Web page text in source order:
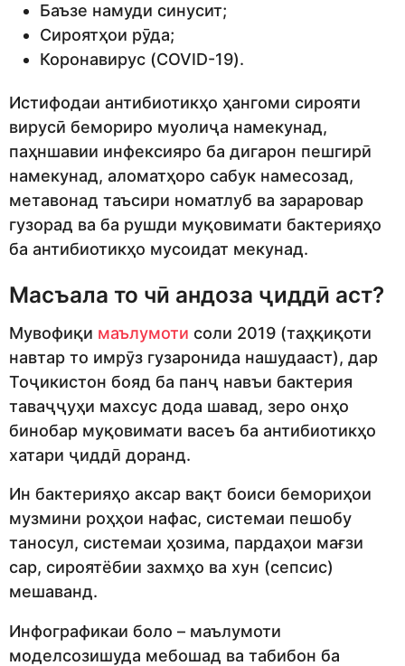
Баъзе намуди синусит;
Сироятҳои рӯда;
Коронавирус (COVID-19).
Истифодаи антибиотикҳо ҳангоми сирояти
вирусӣ бемориро муолиҷа намекунад,
паҳншавии инфексияро ба дигарон пешгирӣ
намекунад, аломатҳоро сабук намесозад,
метавонад таъсири номатлуб ва зараровар
гузорад ва ба рушди муқовимати бактерияҳо
ба антибиотикҳо мусоидат мекунад.
Масъала то чӣ андоза ҷиддӣ аст?
Мувофиқи маълумоти соли 2019 (таҳқиқоти
навтар то имрӯз гузаронида нашудааст), дар
Тоҷикистон бояд ба панҷ навъи бактерия
таваҷҷуҳи махсус дода шавад, зеро онҳо
бинобар муқовимати васеъ ба антибиотикҳо
хатари ҷиддӣ доранд.
Ин бактерияҳо аксар вақт боиси бемориҳои
музмини роҳҳои нафас, системаи пешобу
таносул, системаи ҳозима, пардаҳои мағзи
сар, сироятёбии захмҳо ва хун (сепсис)
мешаванд.
Инфографикаи боло – маълумоти
моделсозишуда мебошад ва табибон ба